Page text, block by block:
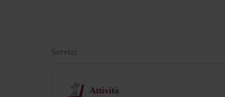
Servizi
Attività